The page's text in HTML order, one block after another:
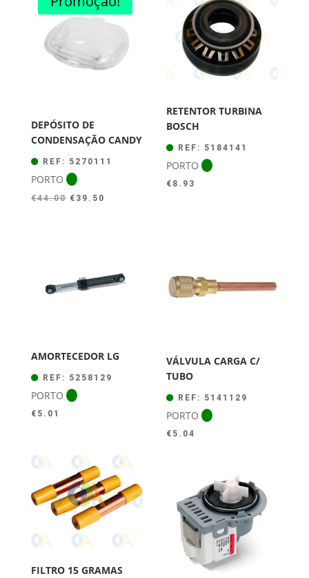
DEPÓSITO DE
CONDENSAÇÃO CANDY
REF: 5270111
PORTO
€44.00 O
€ 39.50
RETENTOR TURBINA
BOSCH
REF: 5184141
PORTO
€ 8.93
AMORTECEDOR LG
REF: 5258129
PORTO
€ 5.01
VÁLVULA CARGA C/
TUBO
REF: 5141129
PORTO
€ 5.04
FILTRO 15 GRAMAS